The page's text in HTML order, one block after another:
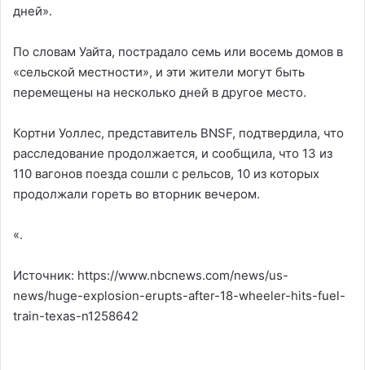
дней».
По словам Уайта, пострадало семь или восемь домов в
«сельской местности», и эти жители могут быть
перемещены на несколько дней в другое место.
Кортни Уоллес, представитель BNSF, подтвердила, что
расследование продолжается, и сообщила, что 13 из
110 вагонов поезда сошли с рельсов, 10 из которых
продолжали гореть во вторник вечером.
«.
Источник: https://www.nbcnews.com/news/us-
news/huge-explosion-erupts-after-18-wheeler-hits-fuel-
train-texas-n1258642